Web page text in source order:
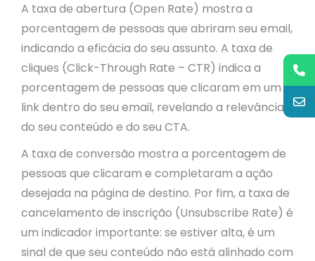
A taxa de abertura (Open Rate) mostra a
porcentagem de pessoas que abriram seu email,
indicando a eficácia do seu assunto. A taxa de
cliques (Click-Through Rate – CTR) indica a
porcentagem de pessoas que clicaram em um
link dentro do seu email, revelando a relevância
do seu conteúdo e do seu CTA.
A taxa de conversão mostra a porcentagem de
pessoas que clicaram e completaram a ação
desejada na página de destino. Por fim, a taxa de
cancelamento de inscrição (Unsubscribe Rate) é
um indicador importante: se estiver alta, é um
sinal de que seu conteúdo não está alinhado com